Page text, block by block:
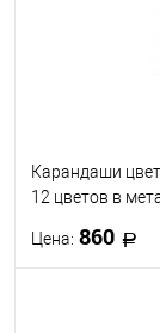
Карандаши
12 цветов в
Цена: 860